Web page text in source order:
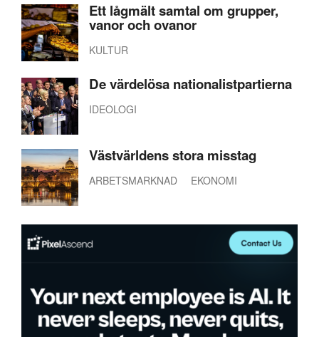
Ett lågmält samtal om grupper,
vanor och ovanor
KULTUR
De värdelösa nationalistpartierna
IDEOLOGI
Västvärldens stora misstag
ARBETSMARKNAD EKONOMI